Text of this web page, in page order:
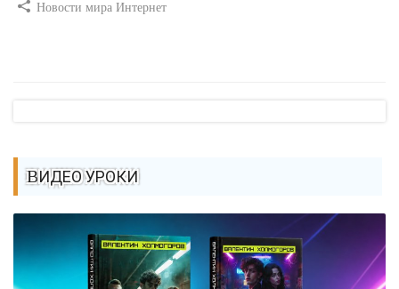
Новости мира Интернет
ВИДЕО УРОКИ